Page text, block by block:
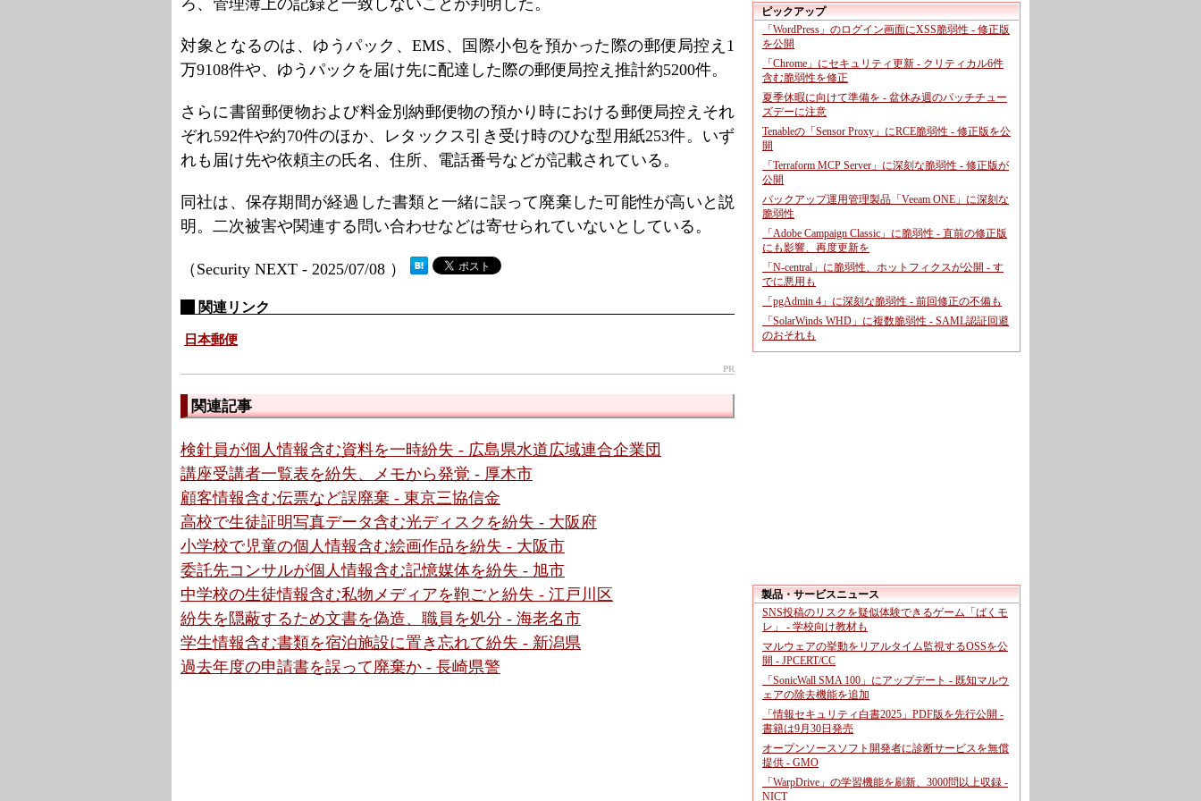
ろ、管理簿上の記録と一致しないことが判明した。
対象となるのは、ゆうパック、EMS、国際小包を預かった際の郵便局控え1
万9108件や、ゆうパックを届け先に配達した際の郵便局控え推計約5200件。
さらに書留郵便物および料金別納郵便物の預かり時における郵便局控えそれ
ぞれ592件や約70件のほか、レタックス引き受け時のひな型用紙253件。いず
れも届け先や依頼主の氏名、住所、電話番号などが記載されている。
同社は、保存期間が経過した書類と一緒に誤って廃棄した可能性が高いと説
明。二次被害や関連する問い合わせなどは寄せられていないとしている。
（Security NEXT - 2025/07/08 ）
関連リンク
日本郵便
PR
関連記事
検針員が個人情報含む資料を一時紛失 - 広島県水道広域連合企業団
講座受講者一覧表を紛失、メモから発覚 - 厚木市
顧客情報含む伝票など誤廃棄 - 東京三協信金
高校で生徒証明写真データ含む光ディスクを紛失 - 大阪府
小学校で児童の個人情報含む絵画作品を紛失 - 大阪市
委託先コンサルが個人情報含む記憶媒体を紛失 - 旭市
中学校の生徒情報含む私物メディアを鞄ごと紛失 - 江戸川区
紛失を隠蔽するため文書を偽造、職員を処分 - 海老名市
学生情報含む書類を宿泊施設に置き忘れて紛失 - 新潟県
過去年度の申請書を誤って廃棄か - 長崎県警
ピックアップ
「WordPress」のログイン画面にXSS脆弱性 - 修正版
を公開
「Chrome」にセキュリティ更新 - クリティカル6件
含む脆弱性を修正
夏季休暇に向けて準備を - 盆休み週のパッチチュー
ズデーに注意
Tenableの「Sensor Proxy」にRCE脆弱性 - 修正版を公
開
「Terraform MCP Server」に深刻な脆弱性 - 修正版が
公開
バックアップ運用管理製品「Veeam ONE」に深刻な
脆弱性
「Adobe Campaign Classic」に脆弱性 - 直前の修正版
にも影響、再度更新を
「N-central」に脆弱性、ホットフィクスが公開 - す
でに悪用も
「pgAdmin 4」に深刻な脆弱性 - 前回修正の不備も
「SolarWinds WHD」に複数脆弱性 - SAML認証回避
のおそれも
製品・サービスニュース
SNS投稿のリスクを疑似体験できるゲーム「ばくモ
レ」 - 学校向け教材も
マルウェアの挙動をリアルタイム監視するOSSを公
開 - JPCERT/CC
「SonicWall SMA 100」にアップデート - 既知マルウ
ェアの除去機能を追加
「情報セキュリティ白書2025」PDF版を先行公開 -
書籍は9月30日発売
オープンソースソフト開発者に診断サービスを無償
提供 - GMO
「WarpDrive」の学習機能を刷新、3000問以上収録 -
NICT